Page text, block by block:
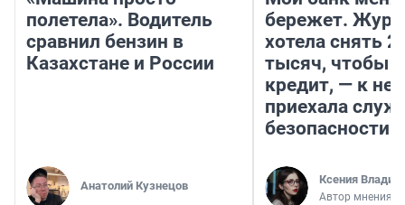
полетела». Водитель
сравнил бензин в
Казахстане и России
Анатолий Кузнецов
бережет.
хотела снять
тысяч, чтобы
кредит, — к
приехала
безопасности
Ксения
Автор мнения